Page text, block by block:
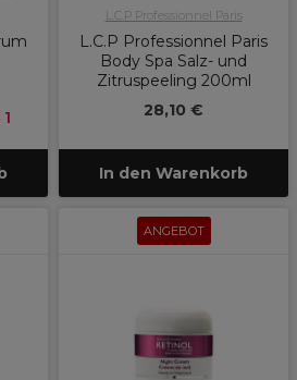
L.C.P Professionnel Paris
L.C.P Professionnel Paris
Body Spa Salz- und
Zitruspeeling 200ml
28,10 €
In den Warenkorb
ANGEBOT